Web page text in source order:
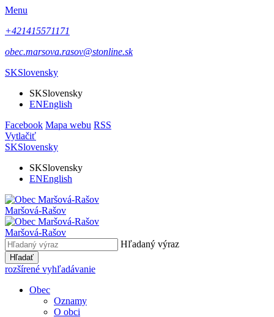
Menu
+421415571171
obec.marsova.rasov@stonline.sk
SKSlovensky
SKSlovensky
ENEnglish
Facebook Mapa webu RSS
Vytlačiť
SKSlovensky
SKSlovensky
ENEnglish
Maršová-Rašov
Maršová-Rašov
Hľadaný výraz
Hľadať
rozšírené vyhľadávanie
Obec
Oznamy
O obci